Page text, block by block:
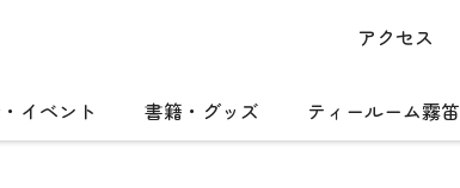
アクセス
イベント 書籍・グッズ ティールーム霧笛